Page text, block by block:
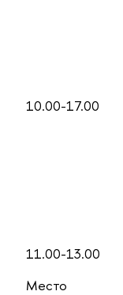
10.00-17.00
11.00-13.00
Место